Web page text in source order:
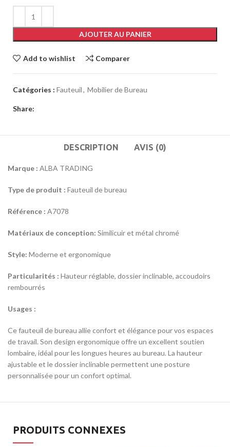
AJOUTER AU PANIER
Add to wishlist Comparer
Catégories : Fauteuil, Mobilier de Bureau
Share:
DESCRIPTION AVIS (0)
Marque :ALBA TRADING
Type de produit :Fauteuil de bureau
Référence :A7078
Matériaux de conception: Similicuir et métal chromé
Style: Moderne et ergonomique
Particularités :Hauteur réglable, dossier inclinable, accoudoirs
rembourrés
Usages :
Ce fauteuil de bureau allie confort et élégance pour vos espaces
de travail. Son design ergonomique offre un excellent soutien
lombaire, idéal pour les longues heures au bureau. La hauteur
ajustable et le dossier inclinable permettent une posture
personnalisée pour un confort optimal.
PRODUITS CONNEXES